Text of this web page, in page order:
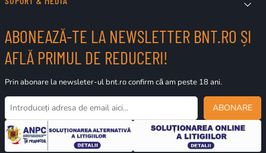
ABONEAZĂ-TE LA NEWSLETTER BNT.RO ȘI
AFLĂ PRIMUL DE REDUCERI!
Prin abonare la newsleter-ul bnt.ro confirm că am peste 18 ani.
ABONARE